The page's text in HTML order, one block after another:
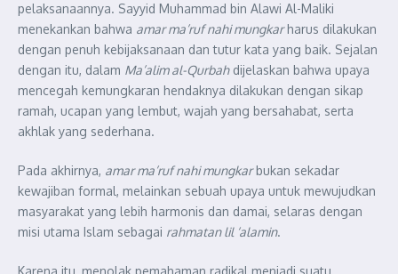
pelaksanaannya. Sayyid Muhammad bin Alawi Al-Maliki
menekankan bahwa amar ma’ruf nahi mungkarharus dilakukan
dengan penuh kebijaksanaan dan tutur kata yang baik. Sejalan
dengan itu, dalam Ma’alim al-Qurbahdijelaskan bahwa upaya
mencegah kemungkaran hendaknya dilakukan dengan sikap
ramah, ucapan yang lembut, wajah yang bersahabat, serta
akhlak yang sederhana.
Pada akhirnya, amar ma’ruf nahi mungkarbukan sekadar
kewajiban formal, melainkan sebuah upaya untuk mewujudkan
masyarakat yang lebih harmonis dan damai, selaras dengan
misi utama Islam sebagai rahmatan lil ‘alamin.
Karena itu, menolak pemahaman radikal menjadi suatu